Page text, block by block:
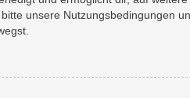
unsere Nutzungsbedingungen